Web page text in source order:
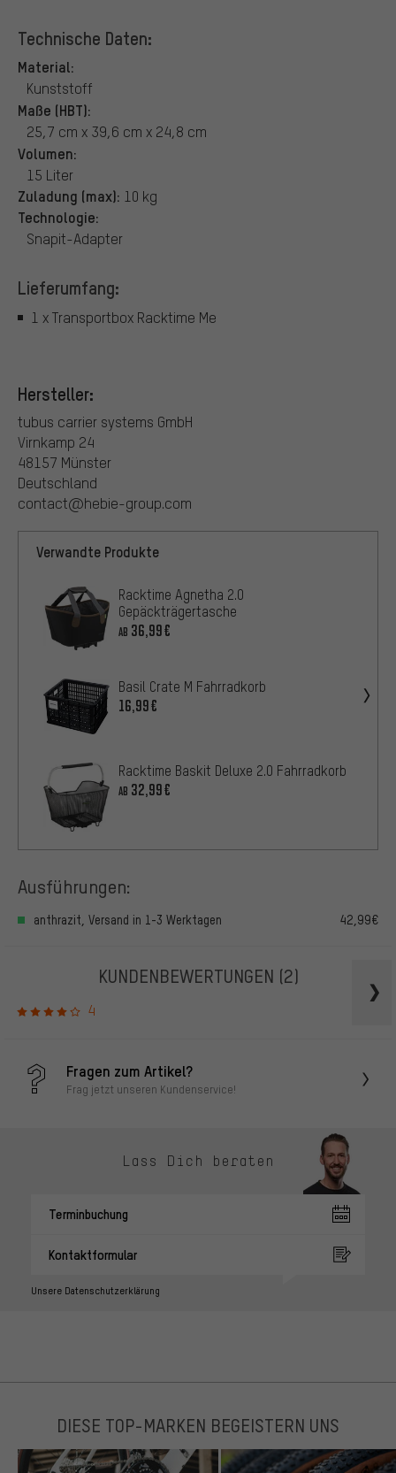
Technische Daten:
Material:
Kunststoff
Maße (HBT):
25,7 cm x 39,6 cm x 24,8 cm
Volumen:
15 Liter
Zuladung (max): 10 kg
Technologie:
Snapit-Adapter
Lieferumfang:
1 x Transportbox Racktime Me
Hersteller:
tubus carrier systems GmbH
Virnkamp 24
48157 Münster
Deutschland
contact@hebie-group.com
Verwandte Produkte
Racktime Agnetha 2.0
Gepäckträgertasche
AB 36,99€
Basil Crate M Fahrradkorb
16,99€
Racktime Baskit Deluxe 2.0 Fahrradkorb
AB 32,99€
Ausführungen:
anthrazit, Versand in 1-3 Werktagen 42,99€
KUNDENBEWERTUNGEN (2)
4
Fragen zum Artikel?
Frag jetzt unseren Kundenservice!
Lass Dich beraten
Terminbuchung
Kontaktformular
Unsere Datenschutzerklärung
DIESE TOP-MARKEN BEGEISTERN UNS